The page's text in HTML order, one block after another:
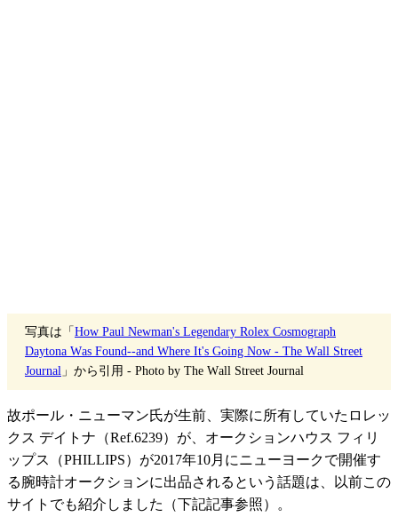
写真は「 How Paul Newman's Legendary Rolex Cosmograph
Daytona Was Found--and Where It's Going Now - The Wall Street
Journal 」から引用 - Photo by The Wall Street Journal
故ポール・ニューマン氏が生前、実際に所有していたロレッ
クス デイトナ（Ref.6239）が、オークションハウス フィリ
ップス（PHILLIPS）が2017年10月にニューヨークで開催す
る腕時計オークションに出品されるという話題は、以前この
サイトでも紹介しました（下記記事参照）。